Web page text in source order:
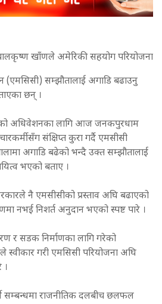
बालकृष्ण खाँणले अमेरिकी सहयोग परियोजना
(एमसिसी) सम्झौतालाई अगाडि बढाउनु
छन् ।
को अधिवेशनका लागि आज जनकपुरधाम
संक्षिप्त कुरा गर्दै एमसीसी
अगाडि बढेको भन्दै उक्त सम्झौतालाई
भएको बताए ।
नै एमसीसीको प्रस्ताव अघि बढाएको
नभई निशर्त अनुदान भएको स्पष्ट पारे ।
र सडक निर्माणका लागि गरेको
स्वीकार गरी एमसिसी परियोजना अघि
।
सम्बन्धमा राजनीतिक दलबीच छलफल